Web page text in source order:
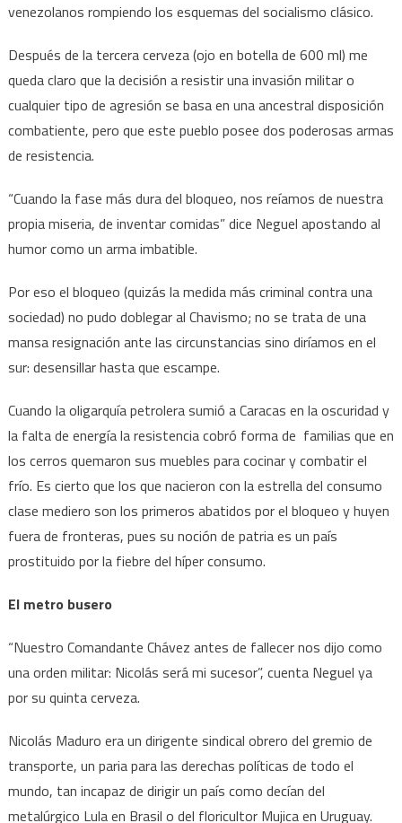
venezolanos rompiendo los esquemas del socialismo clásico.
Después de la tercera cerveza (ojo en botella de 600 ml) me
queda claro que la decisión a resistir una invasión militar o
cualquier tipo de agresión se basa en una ancestral disposición
combatiente, pero que este pueblo posee dos poderosas armas
de resistencia.
“Cuando la fase más dura del bloqueo, nos reíamos de nuestra
propia miseria, de inventar comidas” dice Neguel apostando al
humor como un arma imbatible.
Por eso el bloqueo (quizás la medida más criminal contra una
sociedad) no pudo doblegar al Chavismo; no se trata de una
mansa resignación ante las circunstancias sino diríamos en el
sur: desensillar hasta que escampe.
Cuando la oligarquía petrolera sumió a Caracas en la oscuridad y
la falta de energía la resistencia cobró forma de familias que en
los cerros quemaron sus muebles para cocinar y combatir el
frío. Es cierto que los que nacieron con la estrella del consumo
clase mediero son los primeros abatidos por el bloqueo y huyen
fuera de fronteras, pues su noción de patria es un país
prostituido por la fiebre del híper consumo.
El metro busero
“Nuestro Comandante Chávez antes de fallecer nos dijo como
una orden militar: Nicolás será mi sucesor”, cuenta Neguel ya
por su quinta cerveza.
Nicolás Maduro era un dirigente sindical obrero del gremio de
transporte, un paria para las derechas políticas de todo el
mundo, tan incapaz de dirigir un país como decían del
metalúrgico Lula en Brasil o del floricultor Mujica en Uruguay.